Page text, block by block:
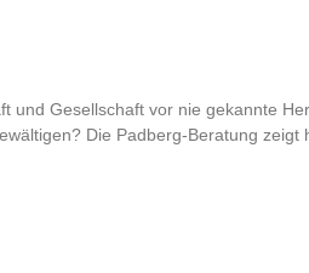
und Gesellschaft vor nie gekannte
Die Padberg-Beratung